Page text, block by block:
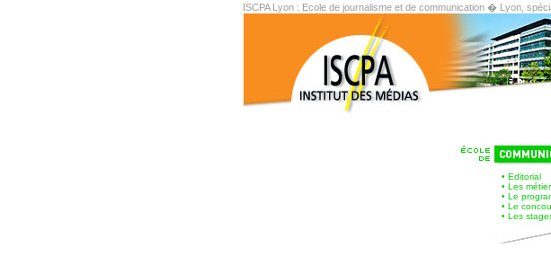
ISCPA Lyon : Ecole de journalisme et de communication � Lyon,
• Editorial
• Les
• Le
• Le
• Les